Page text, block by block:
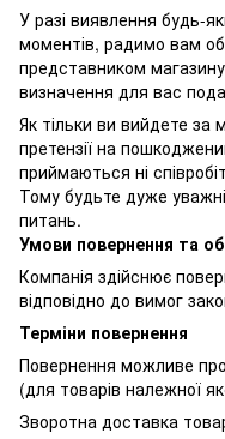
У разі виявлення будь-
моментів, радимо вам
представником
визначення для вас
Як тільки ви вийдете
претензії на
приймаються ні
Тому будьте дуже
питань.
Умови повернення та
Компанія здійснює
відповідно до вимог
Терміни повернення
Повернення можливе
(для товарів належної
Зворотна доставка